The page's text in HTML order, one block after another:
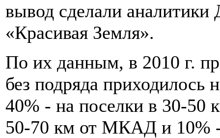
вывод сделали
«Красивая Земля».
По их данным, в 2010 г.
без подряда
40% - на поселки в 30-
50-70 км от МКАД и 10% -